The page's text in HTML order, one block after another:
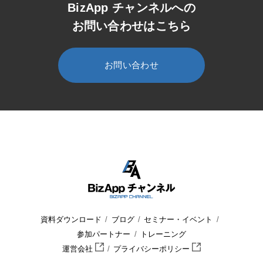
BizApp チャンネルへの
お問い合わせはこちら
お問い合わせ
資料ダウンロード ブログ
セミナー・イベント
参加パートナー
トレーニング
運営会社
プライバシーポリシー